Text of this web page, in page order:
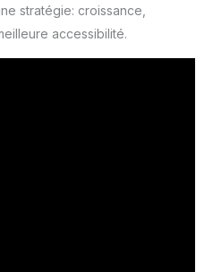
stratégie: croissance,
accessibilité.